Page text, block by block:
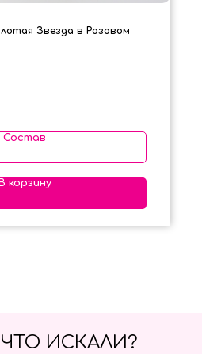
Звезда в Розовом
Состав
В корзину
ИСКАЛИ?